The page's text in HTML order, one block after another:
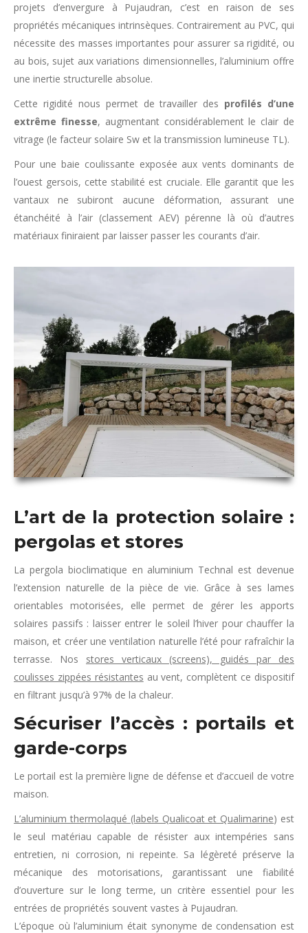
projets d’envergure à Pujaudran, c’est en raison de ses
propriétés mécaniques intrinsèques. Contrairement au PVC, qui
nécessite des masses importantes pour assurer sa rigidité, ou
au bois, sujet aux variations dimensionnelles, l’aluminium offre
une inertie structurelle absolue.
Cette rigidité nous permet de travailler des profilés d’une
extrême finesse, augmentant considérablement le clair de
vitrage (le facteur solaire Sw​ et la transmission lumineuse TL​).
Pour une baie coulissante exposée aux vents dominants de
l’ouest gersois, cette stabilité est cruciale. Elle garantit que les
vantaux ne subiront aucune déformation, assurant une
étanchéité à l’air (classement AEV) pérenne là où d’autres
matériaux finiraient par laisser passer les courants d’air.
L’art de la protection solaire :
pergolas et stores
La pergola bioclimatique en aluminium Technal est devenue
l’extension naturelle de la pièce de vie. Grâce à ses lames
orientables motorisées, elle permet de gérer les apports
solaires passifs : laisser entrer le soleil l’hiver pour chauffer la
maison, et créer une ventilation naturelle l’été pour rafraîchir la
terrasse. Nos stores verticaux (screens), guidés par des
coulisses zippées résistantes au vent, complètent ce dispositif
en filtrant jusqu’à 97% de la chaleur.
Sécuriser l’accès : portails et
garde-corps
Le portail est la première ligne de défense et d’accueil de votre
maison.
L’aluminium thermolaqué (labels Qualicoat et Qualimarine) est
le seul matériau capable de résister aux intempéries sans
entretien, ni corrosion, ni repeinte. Sa légèreté préserve la
mécanique des motorisations, garantissant une fiabilité
d’ouverture sur le long terme, un critère essentiel pour les
entrées de propriétés souvent vastes à Pujaudran.
L’époque où l’aluminium était synonyme de condensation est